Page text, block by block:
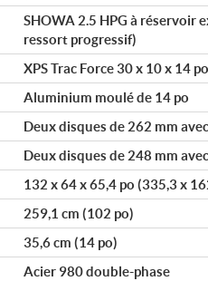
SHOWA 2.5 HPG à réservoir
ressort progressif)
XPS Trac Force 30 x 10 x 14 po
Aluminium moulé de 14 po
Deux disques de 262 mm
Deux disques de 248 mm
132 x 64 x 65,4 po (335,3 x
259,1 cm (102 po)
35,6 cm (14 po)
Acier 980 double-phase